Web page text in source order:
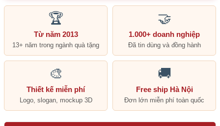
🏆
Từ năm 2013
13+ năm trong ngành quà tặng
🤝
1.000+ doanh nghiệp
Đã tin dùng và đồng hành
🎨
Thiết kế miễn phí
Logo, slogan, mockup 3D
🚚
Free ship Hà Nội
Đơn lớn miễn phí toàn quốc